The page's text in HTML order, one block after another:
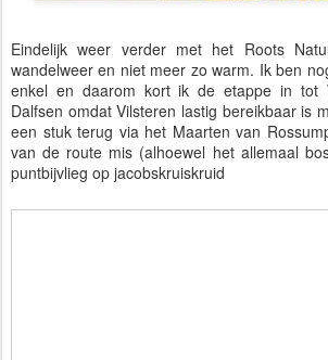
Eindelijk weer verder met het Roots
wandelweer en niet meer zo warm. Ik ben
enkel en daarom kort ik de etappe in tot
Dalfsen omdat Vilsteren lastig bereikbaar is
een stuk terug via het Maarten van
van de route mis (alhoewel het allemaal
puntbijvlieg op jacobskruiskruid